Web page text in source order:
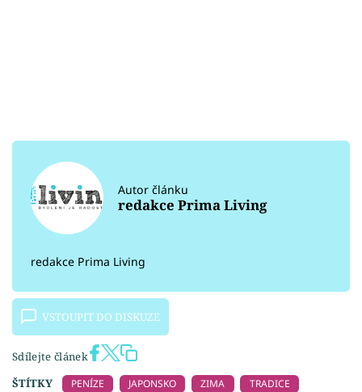
Autor článku
redakce Prima Living
redakce Prima Living
VSTOUPIT DO DISKUZE
Sdílejte článek
ŠTÍTKY
PENÍZE JAPONSKO ZIMA
TRADICE